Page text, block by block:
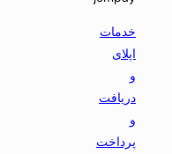
خدمات
اپلای
و
دریافت
و
پرداخت